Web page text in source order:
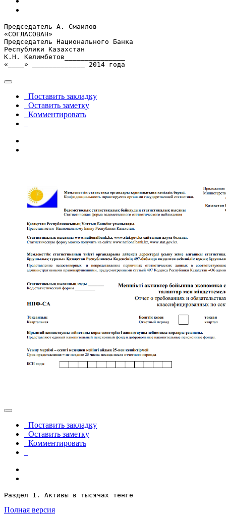
Председатель А. Смаилов
«СОГЛАСОВАН»
Председатель Национального Банка
Республики Казахстан
К.Н. Келимбетов_______________
«____» _____________ 2014 года
Поставить закладку
Оставить заметку
Комментировать
Поставить закладку
Оставить заметку
Комментировать
Раздел 1. Активы в тысячах тенге
Полная версия